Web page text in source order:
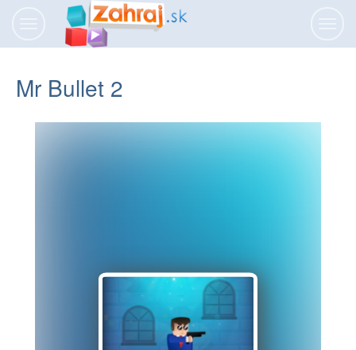
navigáciu
Mr Bullet 2